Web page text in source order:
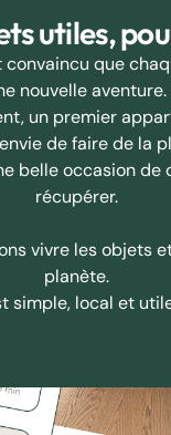
utiles,
convaincu que
nouvelle aventure.
un premier
de faire de la
belle occasion de
récupérer.
vivre les objets
planète.
simple, local et